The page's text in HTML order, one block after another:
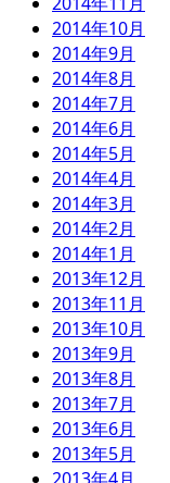
2014年10月
2014年9月
2014年8月
2014年7月
2014年6月
2014年5月
2014年4月
2014年3月
2014年2月
2014年1月
2013年12月
2013年11月
2013年10月
2013年9月
2013年8月
2013年7月
2013年6月
2013年5月